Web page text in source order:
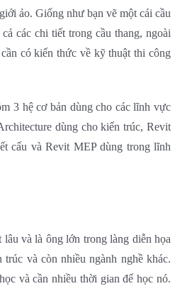
ảo. Giống như bạn vẽ một cái cầu
các chi tiết trong cầu thang, ngoài
có kiến thức về kỹ thuật thi công
3 hệ cơ bản dùng cho các lĩnh vực
dùng cho kiến trúc, Revit
cấu và Revit MEP dùng trong lĩnh
lâu và là ông lớn trong làng diễn họa
và còn nhiều ngành nghề khác.
và cần nhiều thời gian để học nó.